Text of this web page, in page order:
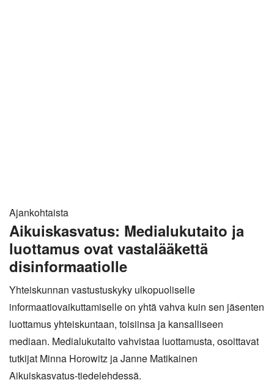
Ajankohtaista
Aikuiskasvatus: Medialukutaito ja
luottamus ovat vastalääkettä
disinformaatiolle
Yhteiskunnan vastustuskyky ulkopuoliselle
informaatiovaikuttamiselle on yhtä vahva kuin sen jäsenten
luottamus yhteiskuntaan, toisiinsa ja kansalliseen
mediaan. Medialukutaito vahvistaa luottamusta, osoittavat
tutkijat Minna Horowitz ja Janne Matikainen
Aikuiskasvatus-tiedelehdessä.